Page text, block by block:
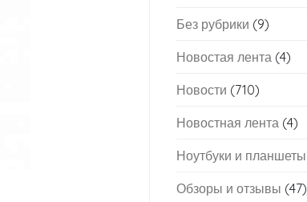
Без рубрики (9)
Новостая лента (4)
Новости (710)
Новостная лента (4)
Ноутбуки и планшеты
Обзоры и отзывы (47)